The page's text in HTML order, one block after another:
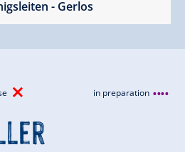
- Gerlos
in preparation